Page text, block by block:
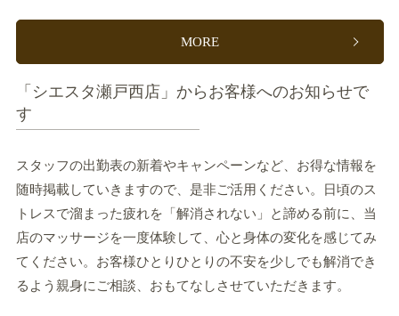
MORE
「シエスタ瀬戸西店」からお客様へのお知らせで
す
スタッフの出勤表の新着やキャンペーンなど、お得な情報を
随時掲載していきますので、是非ご活用ください。日頃のス
トレスで溜まった疲れを「解消されない」と諦める前に、当
店のマッサージを一度体験して、心と身体の変化を感じてみ
てください。お客様ひとりひとりの不安を少しでも解消でき
るよう親身にご相談、おもてなしさせていただきます。